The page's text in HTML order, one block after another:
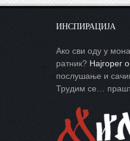
ИНСПИРАЦИЈА
Ако сви оду у
ратник? Најгорег
послушање и
Трудим се…